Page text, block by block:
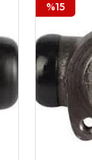
%15